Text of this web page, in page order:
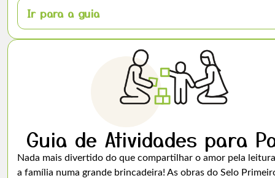
Ir para a guia
Guia de Atividades para
Nada mais divertido do que compartilhar o amor pela
a família numa grande brincadeira! As obras do Selo